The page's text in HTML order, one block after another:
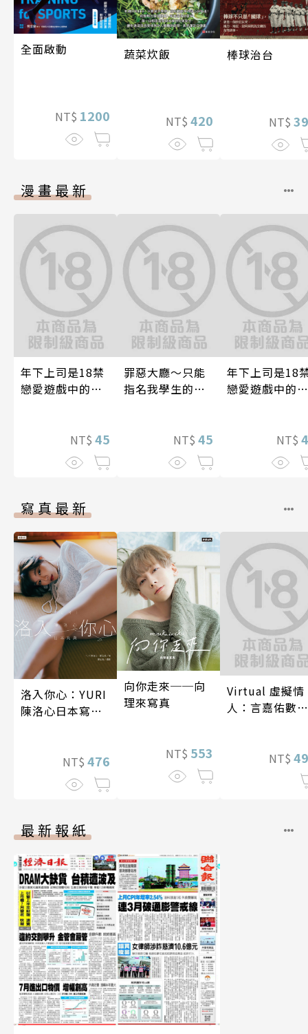
全面啟動
NT$ 1200
蔬菜炊飯
NT$ 420
棒球治台
NT$
漫畫最新
年下上司是18禁
戀愛遊戲中的我
NT$ 45
罪惡大廳～只能
指名我學生的店
NT$ 45
年下上司是18
戀愛遊戲中的我
NT$
寫真最新
洛入你心：YURI
陳洛心日本寫真
NT$ 476
向你走來──向
理來寫真
NT$ 553
Virtual 虛擬情
人：言嘉佑數位
NT$
最新報紙